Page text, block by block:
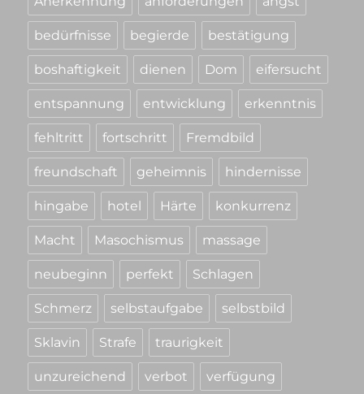
bedürfnisse begierde bestätigung
boshaftigkeit dienen Dom eifersucht
entspannung entwicklung erkenntnis
fehltritt fortschritt Fremdbild
freundschaft geheimnis hindernisse
hingabe hotel Härte konkurrenz
Macht Masochismus massage
neubeginn perfekt Schlagen
Schmerz selbstaufgabe selbstbild
Sklavin Strafe traurigkeit
unzureichend verbot verfügung